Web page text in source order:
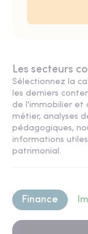
Les secteurs
Sélectionnez la
les derniers
de l'immobilier et
métier, analyses
pédagogiques,
informations
patrimonial.
Finance